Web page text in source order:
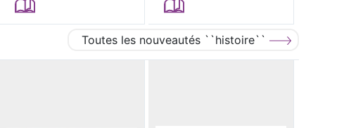
Toutes les nouveautés ``histoire``